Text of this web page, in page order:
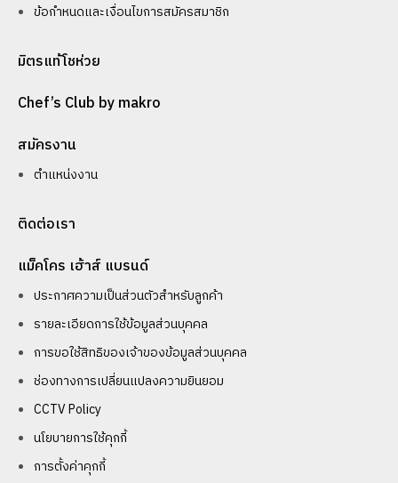
ข้อกำหนดและเงื่อนไขการสมัครสมาชิก
มิตรแท้โชห่วย
Chef’s Club by makro
สมัครงาน
ตำแหน่งงาน
ติดต่อเรา
แม็คโคร เฮ้าส์ แบรนด์
ประกาศความเป็นส่วนตัวสำหรับลูกค้า
รายละเอียดการใช้ข้อมูลส่วนบุคคล
การขอใช้สิทธิของเจ้าของข้อมูลส่วนบุคคล
ช่องทางการเปลี่ยนแปลงความยินยอม
CCTV Policy
นโยบายการใช้คุกกี้
การตั้งค่าคุกกี้